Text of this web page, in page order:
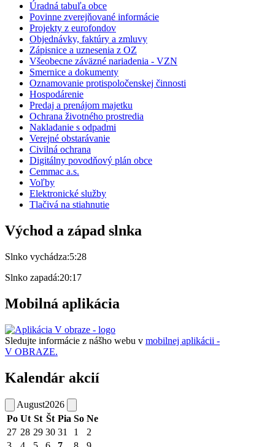
Úradná tabuľa obce
Povinne zverejňované informácie
Projekty z eurofondov
Objednávky, faktúry a zmluvy
Zápisnice a uznesenia z OZ
Všeobecne záväzné nariadenia - VZN
Smernice a dokumenty
Oznamovanie protispoločenskej činnosti
Hospodárenie
Predaj a prenájom majetku
Ochrana životného prostredia
Nakladanie s odpadmi
Verejné obstarávanie
Civilná ochrana
Digitálny povodňový plán obce
Cemmac a.s.
Voľby
Elektronické služby
Tlačivá na stiahnutie
Východ a západ slnka
Slnko vychádza:5:28
Slnko zapadá:20:17
Mobilná aplikácia
Sledujte informácie z nášho webu v mobilnej aplikácii -
V OBRAZE.
Kalendár akcií
August2026
Po Ut St Št Pia So Ne
27 28 29 30 31 1
2